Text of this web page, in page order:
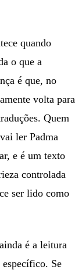
quando
o que a
é que, no
volta para
Quem
ler Padma
e é um texto
controlada
ser lido como
é a leitura
específico. Se